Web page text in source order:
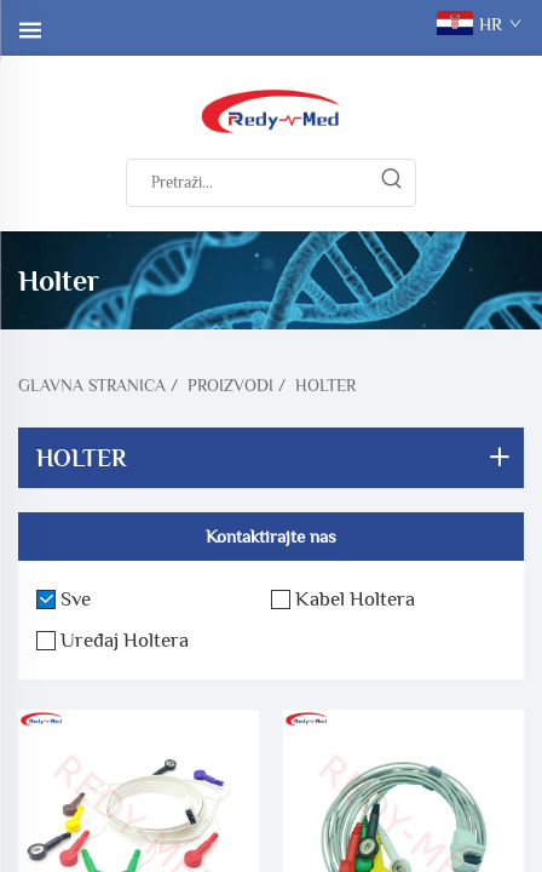
HR
Holter
GLAVNA STRANICA / PROIZVODI / HOLTER
HOLTER
Kontaktirajte nas
Sve
Kabel Holtera
Uređaj Holtera